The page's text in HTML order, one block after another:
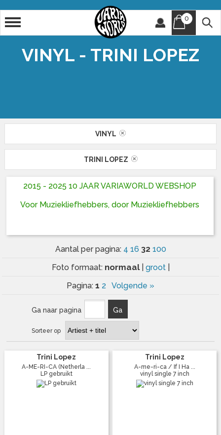
0
VINYL - TRINI LOPEZ
VINYL
TRINI LOPEZ
2015 - 2025 10 JAAR VARIAWORLD WEBSHOP
Voor Muziekliefhebbers, door Muziekliefhebbers
Aantal per pagina: 4 16 32 100
Foto formaat: normaal groot
Pagina: 1 2 Volgende »
Ga naar pagina Ga
Sorteer op
Trini Lopez
A-ME-RI-CA (Netherla ...
LP gebruikt
Trini Lopez
A-me-ri-ca / If I Ha ...
vinyl single 7 inch